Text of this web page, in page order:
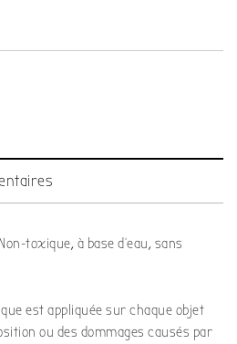
toxique, à base d’eau, sans
est appliquée sur chaque objet
ou des dommages causés par